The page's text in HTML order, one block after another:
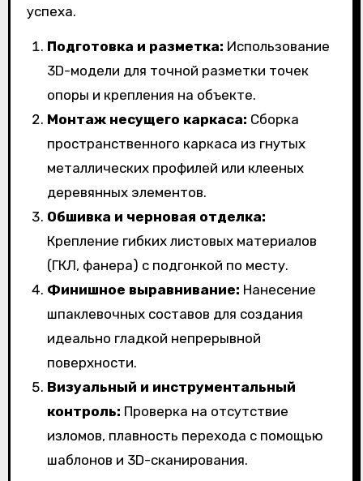
успеха.
Подготовка и разметка: Использование
3D-модели для точной разметки точек
опоры и крепления на объекте.
Монтаж несущего каркаса: Сборка
пространственного каркаса из гнутых
металлических профилей или клееных
деревянных элементов.
Обшивка и черновая отделка:
Крепление гибких листовых материалов
(ГКЛ, фанера) с подгонкой по месту.
Финишное выравнивание: Нанесение
шпаклевочных составов для создания
идеально гладкой непрерывной
поверхности.
Визуальный и инструментальный
контроль: Проверка на отсутствие
изломов, плавность перехода с помощью
шаблонов и 3D-сканирования.